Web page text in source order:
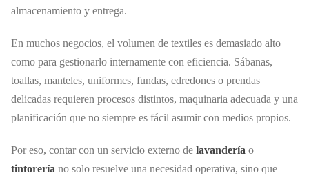
almacenamiento y entrega.
En muchos negocios, el volumen de textiles es demasiado alto
como para gestionarlo internamente con eficiencia. Sábanas,
toallas, manteles, uniformes, fundas, edredones o prendas
delicadas requieren procesos distintos, maquinaria adecuada y una
planificación que no siempre es fácil asumir con medios propios.
Por eso, contar con un servicio externo de lavandería o
tintorería no solo resuelve una necesidad operativa, sino que